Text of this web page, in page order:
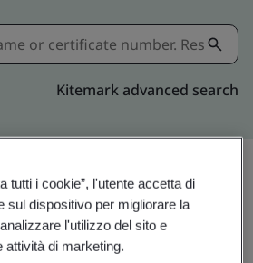
Kitemark advanced search
Condividi:
tutti i cookie”, l'utente accetta di
sul dispositivo per migliorare la
l'utilizzo del sito e
attività di marketing.